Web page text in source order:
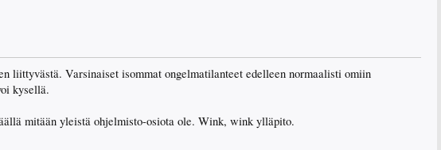
liittyvästä. Varsinaiset isommat ongelmatilanteet edelleen normaalisti omiin
kysellä.
mitään yleistä ohjelmisto-osiota ole. Wink, wink ylläpito.